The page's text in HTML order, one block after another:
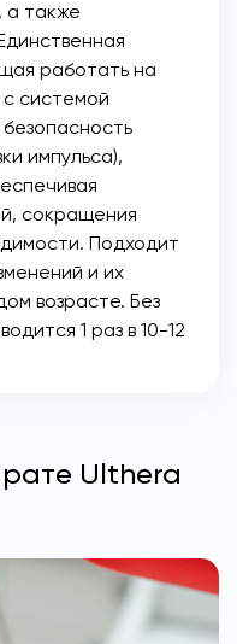
а также
работать на
с системой
импульса),
сокращения
Подходит
и их
возрасте. Без
1 раз в 10-12
Ulthera